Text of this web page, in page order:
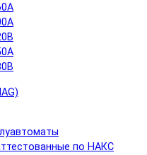
по НАКС